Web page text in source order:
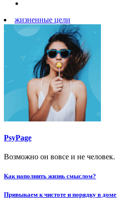
жизненные цели
PsyPage
Возможно он вовсе и не человек.
Навигация
по
Как наполнить жизнь смыслом?
Привыкаем к чистоте и порядку в доме